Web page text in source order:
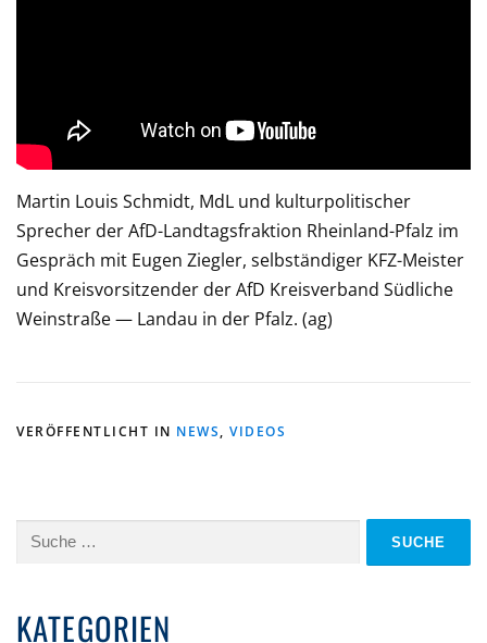
Martin Louis Schmidt, MdL und kulturpolitischer
Sprecher der AfD-Landtagsfraktion Rheinland-Pfalz im
Gespräch mit Eugen Ziegler, selbständiger KFZ-Meister
und Kreisvorsitzender der AfD Kreisverband Südliche
Weinstraße — Landau in der Pfalz. (ag)
VERÖFFENTLICHT IN NEWS, VIDEOS
Suche
KATEGORIEN